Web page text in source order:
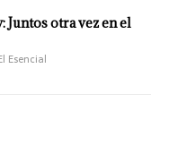
Juntos otra vez en el
Esencial